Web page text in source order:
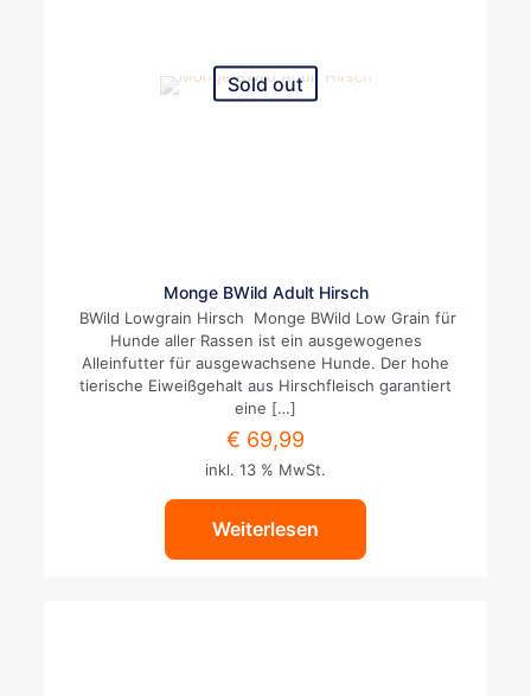
Sold out
Monge BWild Adult Hirsch
BWild Lowgrain Hirsch Monge BWild Low Grain für
Hunde aller Rassen ist ein ausgewogenes
Alleinfutter für ausgewachsene Hunde. Der hohe
tierische Eiweißgehalt aus Hirschfleisch garantiert
eine […]
€ 69,99
inkl. 13 % MwSt.
Weiterlesen